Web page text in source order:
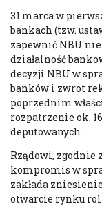
31 marca w
bankach (tzw.
zapewnić NBU
działalność
decyzji NBU w
banków i zwrot
poprzednim
rozpatrzenie ok.
deputowanych.
Rządowi, zgodnie
kompromis w
zakłada
otwarcie rynku